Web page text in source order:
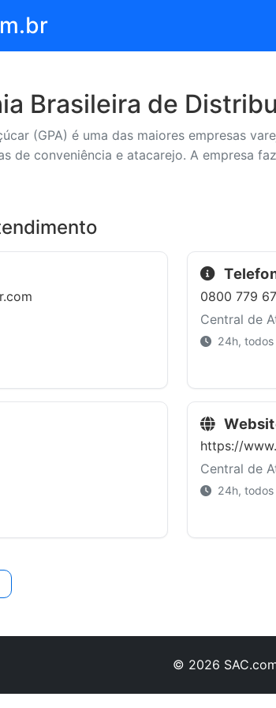
Brasileira de
(GPA) é uma das maiores empresas
de conveniência e atacarejo. A empresa
0800 779
Central de
24h, todos
https://
Central de
24h, todos
© 2026